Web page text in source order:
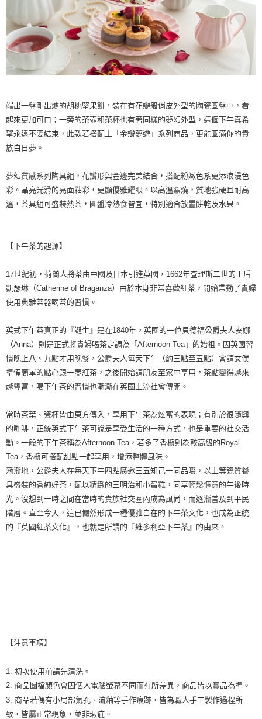
端出一盤剛出爐的胡桃堅果餅，裝在有花瓣般俏皮外型的陶瓷圓盤中，看
起來更加可口；一旁的茶壺和茶杯也有著同樣的夢幻外型，這個下午真希
望永遠不要結束，此款若搭配上「金瓣夢遊」系列商品，更能圓滿你的貴
族白日夢。
夢幻質感系列陶具組，花瓣形與金邊完美結合，搭配粉嫩色系更添浪漫色
彩。晶亮光滑的亮面釉彩，更顯優雅耀眼。以高溫窯燒，質地強硬且耐高
溫，茶具組可盛裝熱茶，圓盤冷熱食皆宜，特別適合放置餅乾及水果。
【下午茶的起源】
17世紀初，荷蘭人將茶由中國及日本引進英國，1662年查理斯二世的王后
凱瑟琳（Catherine of Braganza）由於本身非常喜歡紅茶，開始帶動了貴婦
使用典雅茶器喝茶的習慣。
英式下午茶真正的『誕生』是在1840年，英國的一位貝德福公爵夫人安娜
（Anna）則是正式將貴婦喝茶定調為「Afternoon Tea」的始祖。因英國習
慣晚上八、九點才用晚餐，公爵夫人每天下午（約三點至五點）會請女僕
準備簡單的點心跟一壺紅茶，之後開始請朋友至家中享用，茶點變得越來
越豐富，喝下午茶的習慣也漸漸在英國上流社會傳開。
當時茶葉、瓷杯皆由東方傳入，享用下午茶為炫富的表現；有別於很隨興
的咖啡，正統英式下午茶可說是享受生活的一種方式，也是重要的社交活
動。一般的下午茶稱為Afternoon Tea，若多了香檳則為較高級的Royal
Tea，香檳可搭配甜點一起享用，增添整體風味。
漸漸地，公爵夫人在每天下午四點廣邀三五知己一同品啜，以上等瓷質餐
具盛裝的香純好茶，配以精緻的三明治和小蛋糕，同享輕鬆愜意的午後時
光。沒想到一時之間在當時的貴族社交圈內成為風尚，而逐漸普及到平民
階層。直至今天，這已儼然形成一種優雅自在的下午茶文化，也成為正統
的『英國紅茶文化』，也就是所謂的『維多利亞下午茶』的由來。
【注意事項】
1. 初次使用前請先清洗。
2. 商品圖檔顏色會因個人電腦螢幕不同而有所差異，商品皆以實品為準。
3. 商品若偶有小局部氣孔、流釉等手作痕跡，皆為職人手工製作過程所
致，皆屬正常現象，並非瑕疵。